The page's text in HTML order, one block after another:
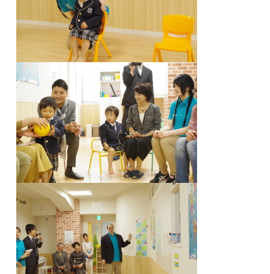
TEL(JP): 045-222-6467
TEL(EN): 045-228-9397